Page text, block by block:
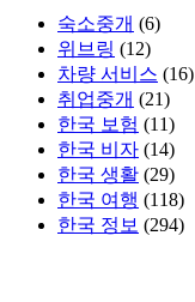
숙소중개 (6)
위브링 (12)
차량 서비스 (16)
취업중개 (21)
한국 보험 (11)
한국 비자 (14)
한국 생활 (29)
한국 여행 (118)
한국 정보 (294)